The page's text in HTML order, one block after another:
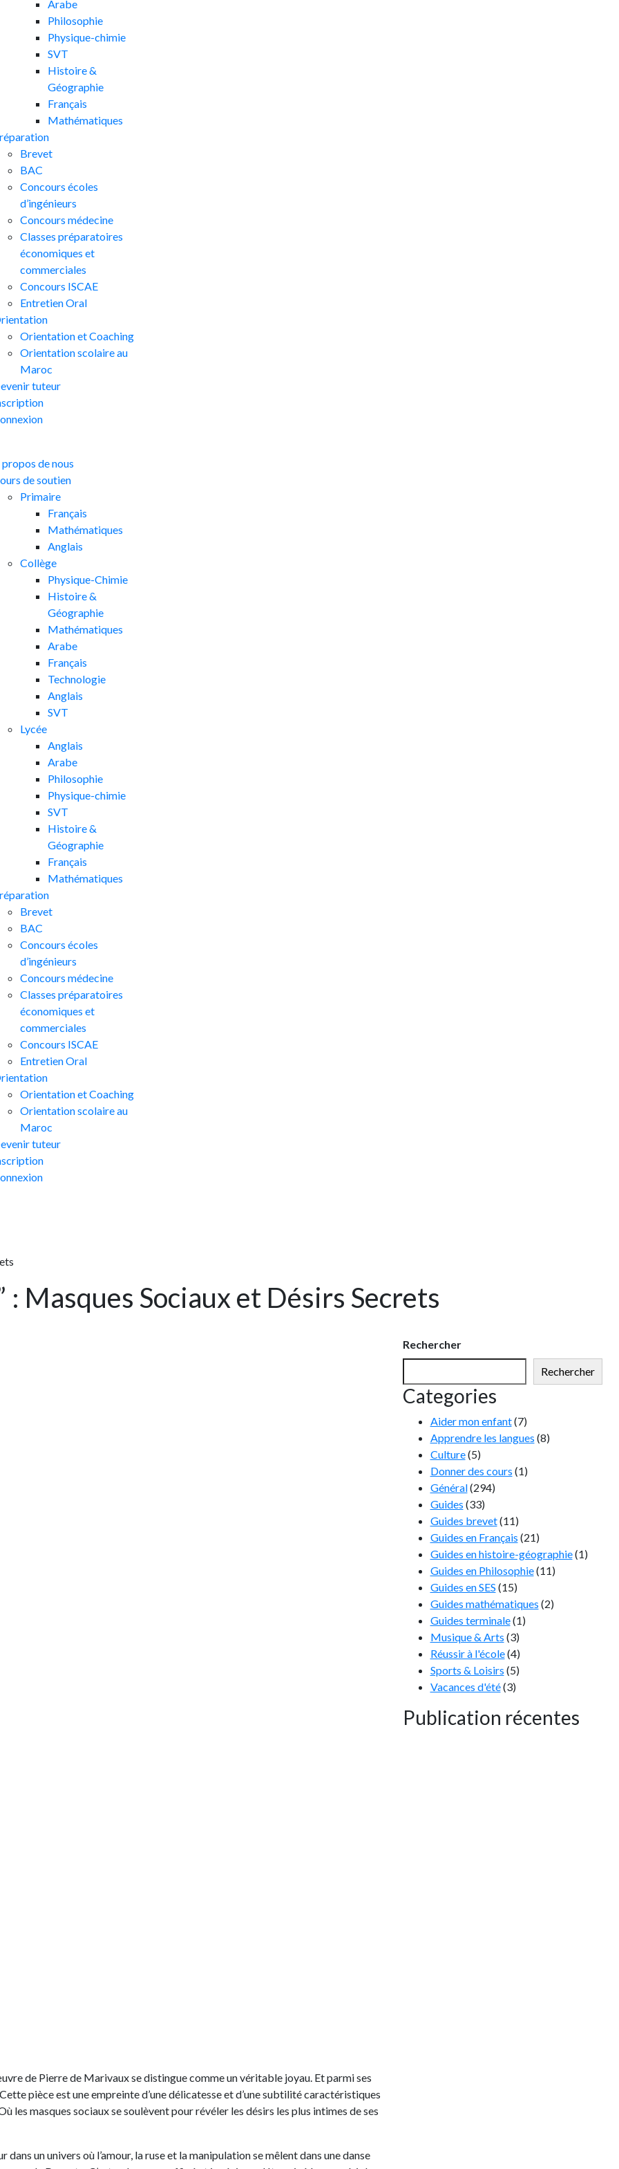
Arabe
Philosophie
Physique-chimie
SVT
Histoire &
Géographie
Français
Mathématiques
Brevet
BAC
Concours écoles
d’ingénieurs
Concours médecine
Classes préparatoires
économiques et
commerciales
Concours ISCAE
Entretien Oral
Orientation et Coaching
Orientation scolaire au
Maroc
tuteur
de nous
de soutien
Primaire
Français
Mathématiques
Anglais
Collège
Physique-Chimie
Histoire &
Géographie
Mathématiques
Arabe
Français
Technologie
Anglais
SVT
Lycée
Anglais
Arabe
Philosophie
Physique-chimie
SVT
Histoire &
Géographie
Français
Mathématiques
Brevet
BAC
Concours écoles
d’ingénieurs
Concours médecine
Classes préparatoires
économiques et
commerciales
Concours ISCAE
Entretien Oral
Orientation et Coaching
Orientation scolaire au
Maroc
tuteur
: Masques Sociaux et Désirs Secrets
de Pierre de Marivaux se distingue comme un véritable joyau. Et parmi ses
pièce est une empreinte d’une délicatesse et d’une subtilité caractéristiques
les masques sociaux se soulèvent pour révéler les désirs les plus intimes de ses
un univers où l’amour, la ruse et la manipulation se mêlent dans une danse
Rechercher
Rechercher
Categories
Aider mon enfant(7)
Apprendre les langues (8)
Culture(5)
Donner des cours (1)
Général(294)
Guides (33)
Guides brevet(11)
Guides en Français (21)
Guides en histoire-géographie(1)
Guides en Philosophie(11)
Guides en SES (15)
Guides mathématiques (2)
Guides terminale(1)
Musique & Arts (3)
Réussir à l'école(4)
Sports & Loisirs (5)
Vacances d'été(3)
Publication récentes